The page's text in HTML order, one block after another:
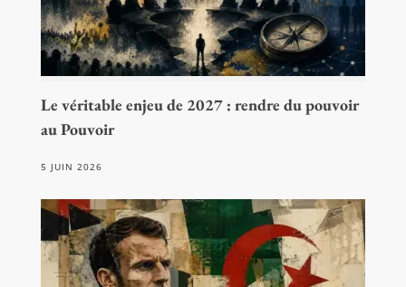
Le véritable enjeu de 2027 : rendre du pouvoir
au Pouvoir
5 JUIN 2026